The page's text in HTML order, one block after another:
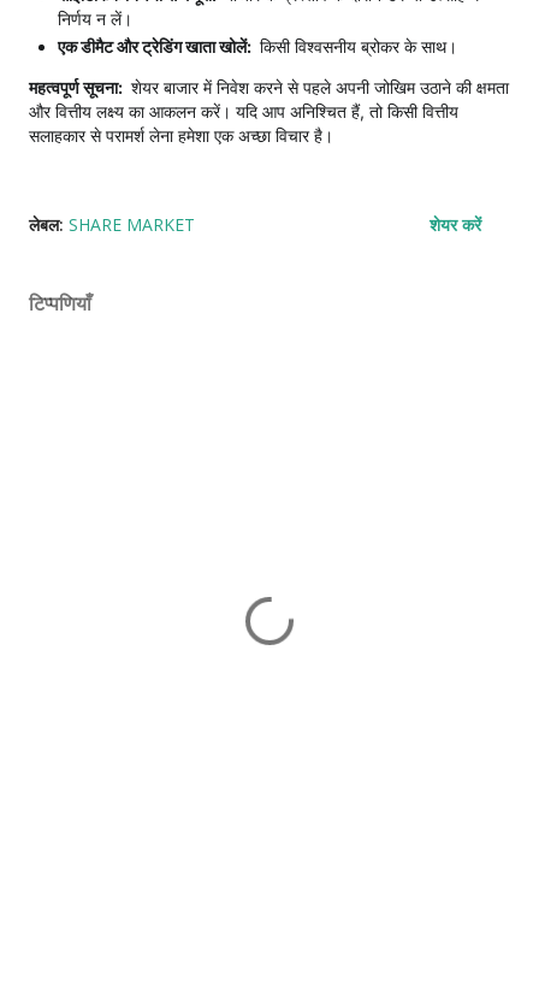
निर्णय न लें।
एक डीमैट और ट्रेडिंग खाता खोलें: किसी विश्वसनीय ब्रोकर के साथ।
महत्वपूर्ण सूचना: शेयर बाजार में निवेश करने से पहले अपनी जोखिम उठाने की क्षमता
और वित्तीय लक्ष्य का आकलन करें। यदि आप अनिश्चित हैं, तो किसी वित्तीय
सलाहकार से परामर्श लेना हमेशा एक अच्छा विचार है।
लेबल: SHARE MARKET शेयर करें
टिप्पणियाँ